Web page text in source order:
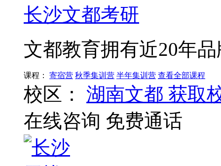
长沙文都考研
文都教育拥有近20年
课程： 寄宿营 秋季集训营 半年集训营 查看全部课程
校区： 湖南文都 获取
在线咨询 免费通话